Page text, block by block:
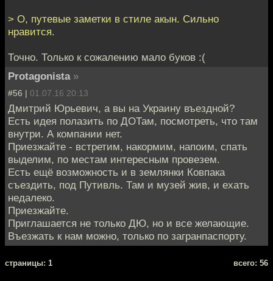
> О, путевые заметки в стиле акын. Сильно
нравится.
Точно. Только к сожалению мало буков :(
Protagonista »
#56 | 01.07.16 20:13
Дмитрий Юрьевич, а вы на Украину въездной?
Есть идея полазить по ДОТам, посмотреть, что там
внутри. А компании нет.
Приезжайте - встретим, накормим, напоим, спать
выделим, по местам интересным провезем.
Есть ещё возможность и в землянки Ковпака
съездить, под Путивль. Там и музей жив, и ехать
недалеко.
Приезжайте.
Приглашается не только ДЮ, но и все желающие.
Въезжать к нам можно, только по загранпаспорту.
cтраницы: 1 всего: 56